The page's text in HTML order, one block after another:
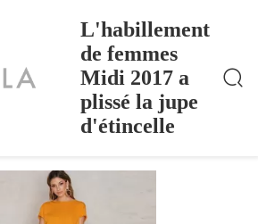
L'habillement
de femmes
Midi 2017 a
plissé la jupe
d'étincelle
De Femmes Midi 2017 A Plissé La Jup
femmes Midi 2017 a